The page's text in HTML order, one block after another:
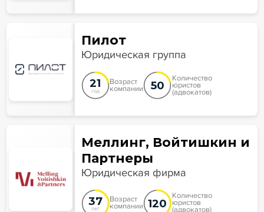
Пилот
Юридическая группа
21
год
Возраст
компании 50
Количество
юристов
(адвокатов)
Меллинг, Войтишкин и
Партнеры
Юридическая фирма
37
лет
Возраст
компании 120
Количество
юристов
(адвокатов)